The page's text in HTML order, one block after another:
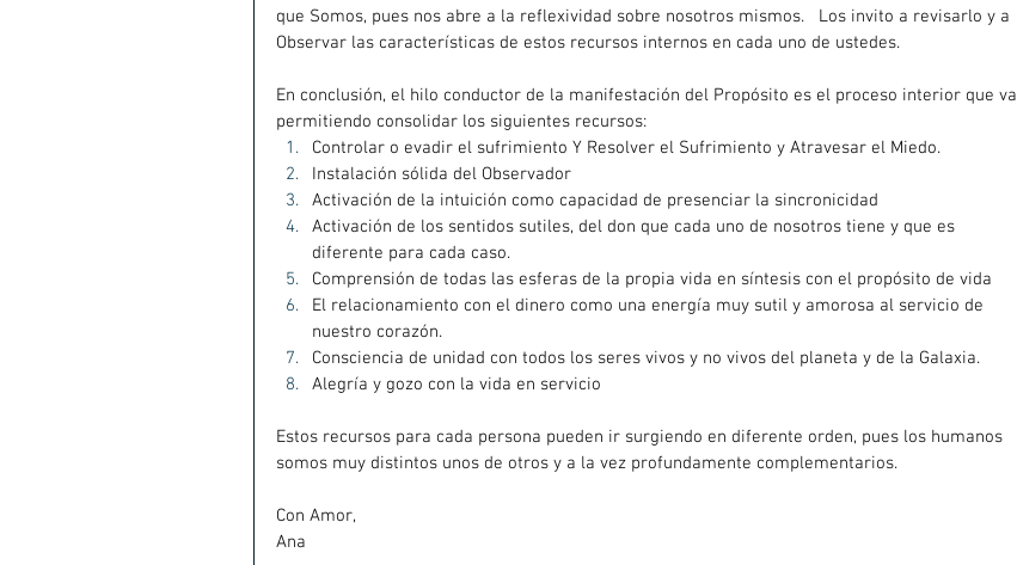
que Somos, pues nos abre a la reflexividad sobre nosotros mismos.   Los invito a revisarlo y a
Observar las características de estos recursos internos en cada uno de ustedes.
En conclusión, el hilo conductor de la manifestación del Propósito es el proceso interior que va
permitiendo consolidar los siguientes recursos:
Controlar o evadir el sufrimiento Y Resolver el Sufrimiento y Atravesar el Miedo.
Instalación sólida del Observador
Activación de la intuición como capacidad de presenciar la sincronicidad
Activación de los sentidos sutiles, del don que cada uno de nosotros tiene y que es
diferente para cada caso.
Comprensión de todas las esferas de la propia vida en síntesis con el propósito de vida
El relacionamiento con el dinero como una energía muy sutil y amorosa al servicio de
nuestro corazón.
Consciencia de unidad con todos los seres vivos y no vivos del planeta y de la Galaxia.
Alegría y gozo con la vida en servicio
Estos recursos para cada persona pueden ir surgiendo en diferente orden, pues los humanos
somos muy distintos unos de otros y a la vez profundamente complementarios.
Con Amor,
Ana